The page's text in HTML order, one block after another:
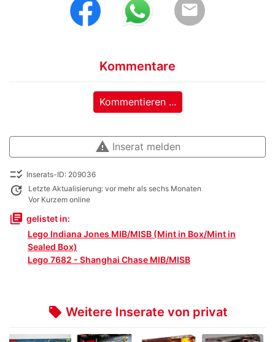
email
Kommentare
Kommentieren ...
warning Inserat melden
checklist_rtl Inserats-ID: 209036
update
Letzte Aktualisierung: vor mehr als sechs Monaten
Vor Kurzem online
library_books gelistet in:
Lego Indiana Jones MIB/MISB (Mint in Box/Mint in
Sealed Box)
Lego 7682 - Shanghai Chase MIB/MISB
local_offer Weitere Inserate von privat